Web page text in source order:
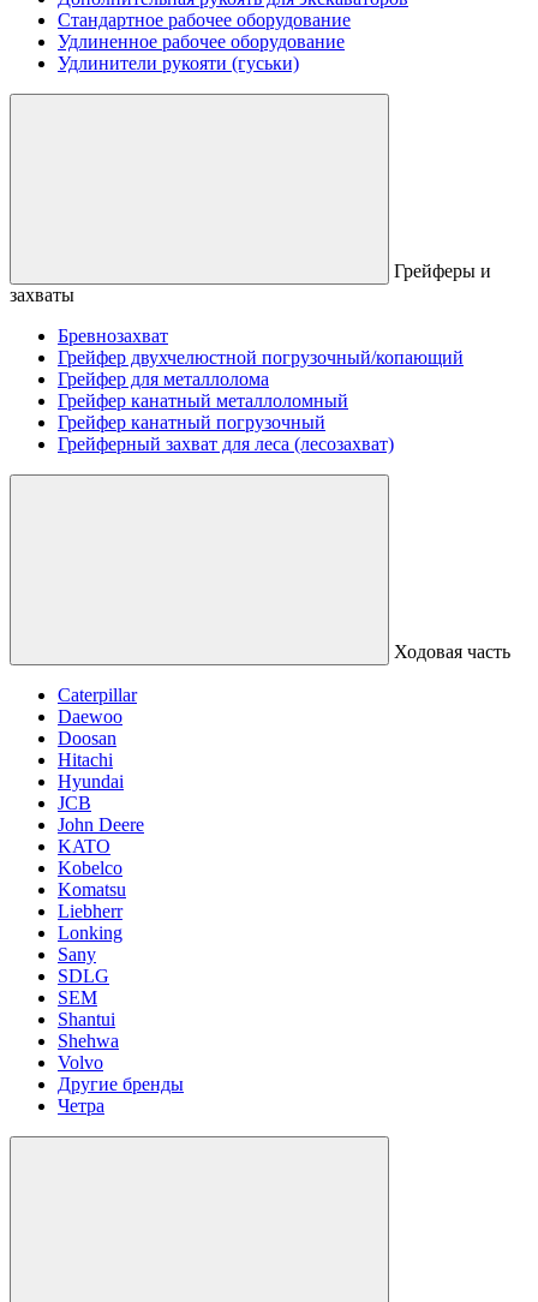
Стандартное рабочее оборудование
Удлиненное рабочее оборудование
Удлинители рукояти (гуськи)
Грейферы и
захваты
Бревнозахват
Грейфер двухчелюстной погрузочный/копающий
Грейфер для металлолома
Грейфер канатный металлоломный
Грейфер канатный погрузочный
Грейферный захват для леса (лесозахват)
Ходовая часть
Caterpillar
Daewoo
Doosan
Hitachi
Hyundai
JCB
John Deere
KATO
Kobelco
Komatsu
Liebherr
Lonking
Sany
SDLG
SEM
Shantui
Shehwa
Volvo
Другие бренды
Четра